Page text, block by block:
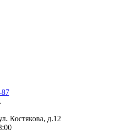
87
Костякова, д.12